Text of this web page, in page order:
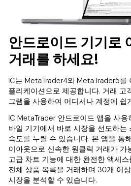
안드로이드 기기로
거래를 하세요!
IC는 MetaTrader4와 MetaTrader5를
플리케이션으로 제공합니다. 거래 고
그램을 사용하여 어디서나 계정에 쉽
IC MetaTrader 안드로이드 앱을 사
바일 기기에서 바로 시장을 선도하는
속도를 누릴 수 있습니다. 본 앱을 통
이아웃으로 신속한 원클릭 거래가 가
고급 차트 기능에 대한 완전한 액세
전체 상품 목록을 거래하며 30개 이
시장을 분석할 수 있습니다.